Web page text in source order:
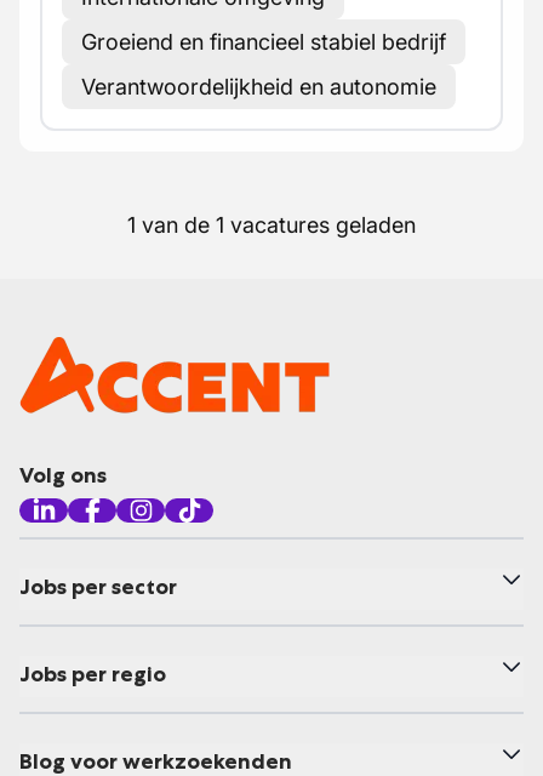
Groeiend en financieel stabiel bedrijf
Verantwoordelijkheid en autonomie
1 van de 1 vacatures geladen
Volg ons
Jobs per sector
Jobs per regio
Blog voor werkzoekenden